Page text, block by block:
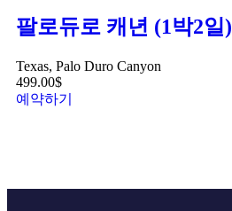
팔로듀로 캐년 (1박2일)
Texas, Palo Duro Canyon
499.00$
예약하기